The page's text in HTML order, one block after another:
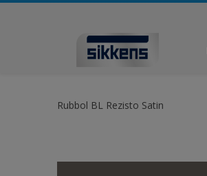
Rubbol BL Rezisto Satin